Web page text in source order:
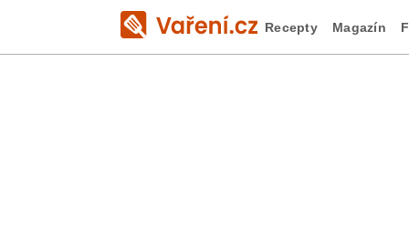
Recepty Magazín